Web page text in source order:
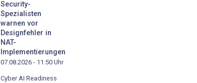
Security-
Spezialisten
warnen vor
Designfehler in
NAT-
Implementierungen
07.08.2026 - 11:50 Uhr
Cyber AI Readiness